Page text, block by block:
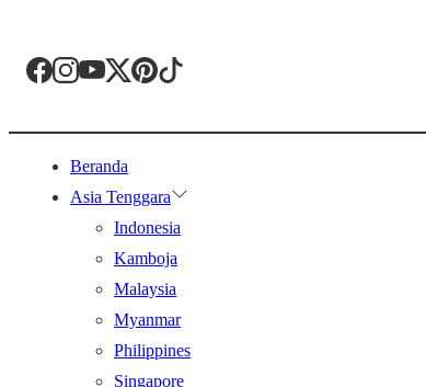
Beranda
Asia Tenggara
Indonesia
Kamboja
Malaysia
Myanmar
Philippines
Singapore